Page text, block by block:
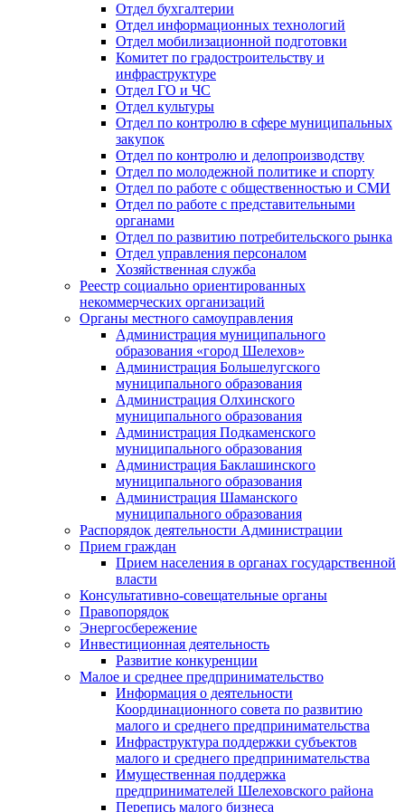
Отдел бухгалтерии
Отдел информационных технологий
Отдел мобилизационной подготовки
Комитет по градостроительству и
инфраструктуре
Отдел ГО и ЧС
Отдел культуры
Отдел по контролю в сфере муниципальных
закупок
Отдел по контролю и делопроизводству
Отдел по молодежной политике и спорту
Отдел по работе с общественностью и СМИ
Отдел по работе с представительными
органами
Отдел по развитию потребительского рынка
Отдел управления персоналом
Хозяйственная служба
Реестр социально ориентированных
некоммерческих организаций
Органы местного самоуправления
Администрация муниципального
образования «город Шелехов»
Администрация Большелугского
муниципального образования
Администрация Олхинского
муниципального образования
Администрация Подкаменского
муниципального образования
Администрация Баклашинского
муниципального образования
Администрация Шаманского
муниципального образования
Распорядок деятельности Администрации
Прием граждан
Прием населения в органах государственной
власти
Консультативно-совещательные органы
Правопорядок
Энергосбережение
Инвестиционная деятельность
Развитие конкуренции
Малое и среднее предпринимательство
Информация о деятельности
Координационного совета по развитию
малого и среднего предпринимательства
Инфраструктура поддержки субъектов
малого и среднего предпринимательства
Имущественная поддержка
предпринимателей Шелеховского района
Перепись малого бизнеса